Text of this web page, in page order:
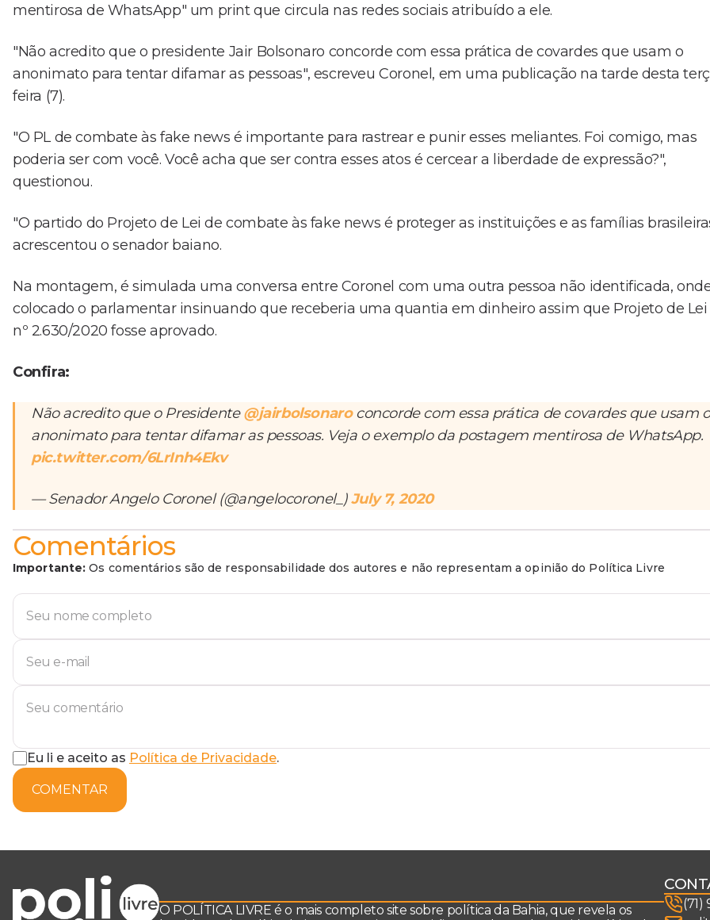
mentirosa de WhatsApp" um print que circula nas redes sociais atribuído a ele.
"Não acredito que o presidente Jair Bolsonaro concorde com essa prática de covardes que usam o
anonimato para tentar difamar as pessoas", escreveu Coronel, em uma publicação na tarde desta
feira (7).
"O PL de combate às fake news é importante para rastrear e punir esses meliantes. Foi comigo, mas
poderia ser com você. Você acha que ser contra esses atos é cercear a liberdade de expressão?",
questionou.
"O partido do Projeto de Lei de combate às fake news é proteger as instituições e as famílias
acrescentou o senador baiano.
Na montagem, é simulada uma conversa entre Coronel com uma outra pessoa não identificada,
colocado o parlamentar insinuando que receberia uma quantia em dinheiro assim que Projeto de Lei
nº 2.630/2020 fosse aprovado.
Confira:
Não acredito que o Presidente@jairbolsonaroconcorde com essa prática de covardes que usam o
anonimato para tentar difamar as pessoas. Veja o exemplo da postagem mentirosa de WhatsApp.
pic.twitter.com/6LrInh4Ekv
— Senador Angelo Coronel (@angelocoronel_)July 7, 2020
Comentários
Importante: Os comentários são de responsabilidade dos autores e não representam a opinião do Política Livre
Eu li e aceito as Política de Privacidade.
COMENTAR
O POLÍTICA LIVRE é o mais completo site sobre política da Bahia, que revela os
(71)